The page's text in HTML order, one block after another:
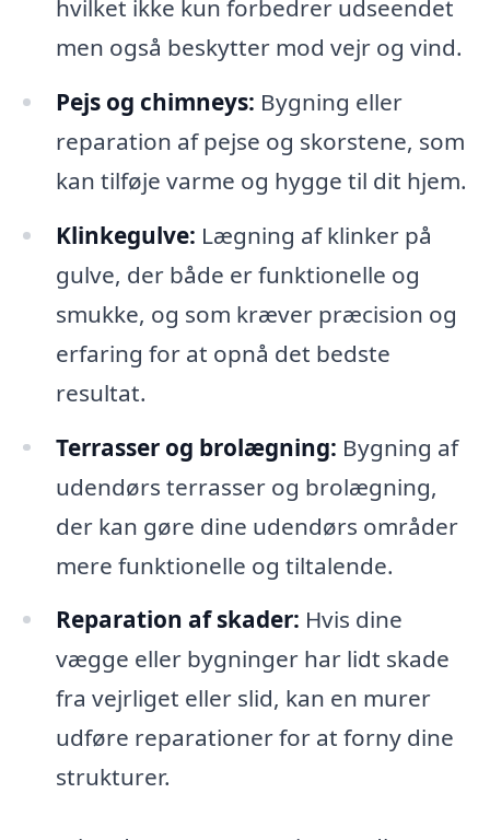
hvilket ikke kun forbedrer udseendet
men også beskytter mod vejr og vind.
Pejs og chimneys: Bygning eller
reparation af pejse og skorstene, som
kan tilføje varme og hygge til dit hjem.
Klinkegulve: Lægning af klinker på
gulve, der både er funktionelle og
smukke, og som kræver præcision og
erfaring for at opnå det bedste
resultat.
Terrasser og brolægning: Bygning af
udendørs terrasser og brolægning,
der kan gøre dine udendørs områder
mere funktionelle og tiltalende.
Reparation af skader: Hvis dine
vægge eller bygninger har lidt skade
fra vejrliget eller slid, kan en murer
udføre reparationer for at forny dine
strukturer.